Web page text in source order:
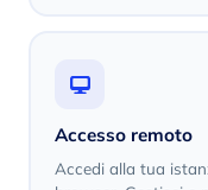
Accesso remoto
Accedi alla tua